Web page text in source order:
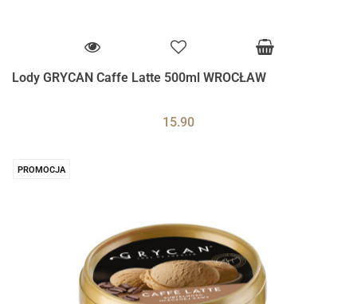
Lody GRYCAN Caffe Latte 500ml WROCŁAW
15.90
PROMOCJA